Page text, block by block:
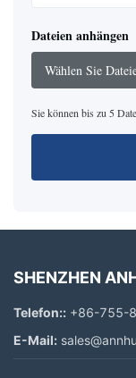
Dateien anhängen
Wählen Sie
Sie können bis zu 5
SHENZHEN
Telefon:: +86-755-
E-Mail: